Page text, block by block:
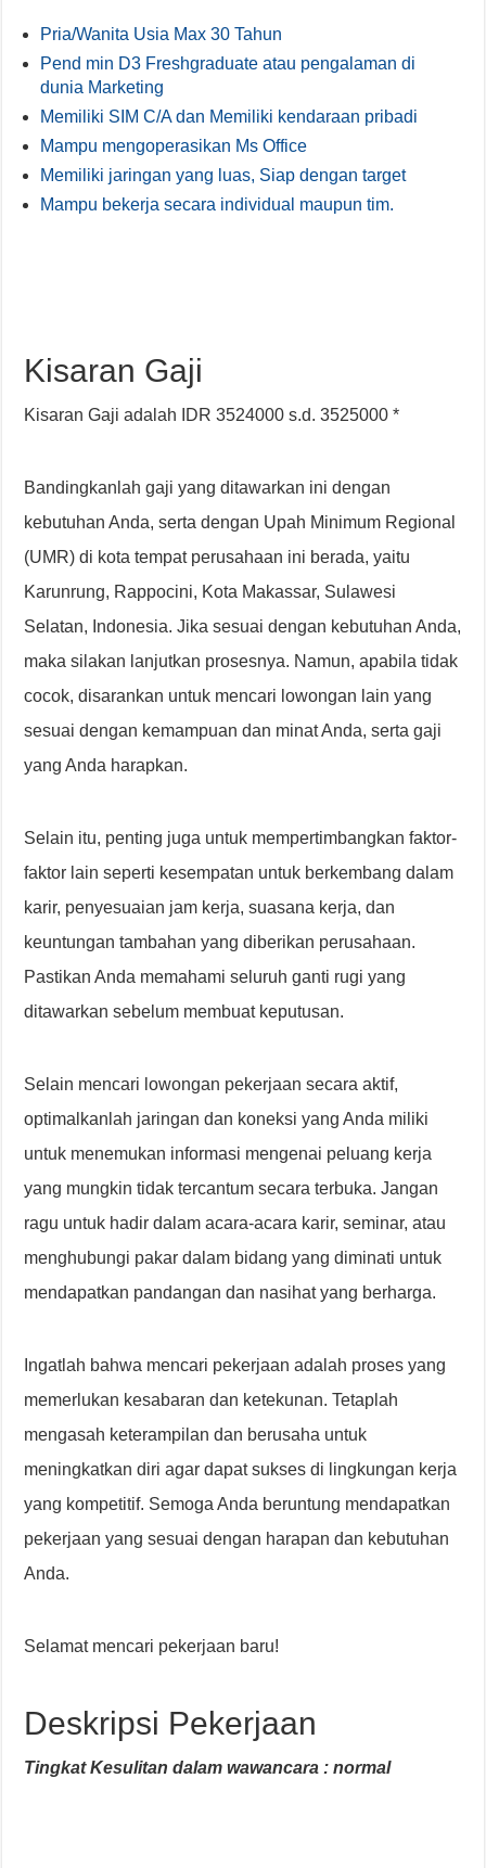
Pria/Wanita Usia Max 30 Tahun
Pend min D3 Freshgraduate atau pengalaman di
dunia Marketing
Memiliki SIM C/A dan Memiliki kendaraan pribadi
Mampu mengoperasikan Ms Office
Memiliki jaringan yang luas, Siap dengan target
Mampu bekerja secara individual maupun tim.
Kisaran Gaji
Kisaran Gaji adalah IDR 3524000 s.d. 3525000 *
Bandingkanlah gaji yang ditawarkan ini dengan
kebutuhan Anda, serta dengan Upah Minimum Regional
(UMR) di kota tempat perusahaan ini berada, yaitu
Karunrung, Rappocini, Kota Makassar, Sulawesi
Selatan, Indonesia. Jika sesuai dengan kebutuhan Anda,
maka silakan lanjutkan prosesnya. Namun, apabila tidak
cocok, disarankan untuk mencari lowongan lain yang
sesuai dengan kemampuan dan minat Anda, serta gaji
yang Anda harapkan.
Selain itu, penting juga untuk mempertimbangkan faktor-
faktor lain seperti kesempatan untuk berkembang dalam
karir, penyesuaian jam kerja, suasana kerja, dan
keuntungan tambahan yang diberikan perusahaan.
Pastikan Anda memahami seluruh ganti rugi yang
ditawarkan sebelum membuat keputusan.
Selain mencari lowongan pekerjaan secara aktif,
optimalkanlah jaringan dan koneksi yang Anda miliki
untuk menemukan informasi mengenai peluang kerja
yang mungkin tidak tercantum secara terbuka. Jangan
ragu untuk hadir dalam acara-acara karir, seminar, atau
menghubungi pakar dalam bidang yang diminati untuk
mendapatkan pandangan dan nasihat yang berharga.
Ingatlah bahwa mencari pekerjaan adalah proses yang
memerlukan kesabaran dan ketekunan. Tetaplah
mengasah keterampilan dan berusaha untuk
meningkatkan diri agar dapat sukses di lingkungan kerja
yang kompetitif. Semoga Anda beruntung mendapatkan
pekerjaan yang sesuai dengan harapan dan kebutuhan
Anda.
Selamat mencari pekerjaan baru!
Deskripsi Pekerjaan
Tingkat Kesulitan dalam wawancara : normal